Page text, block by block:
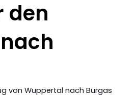
den
von Wuppertal nach Burgas